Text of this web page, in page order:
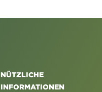
NÜTZLICHE
INFORMATIONEN